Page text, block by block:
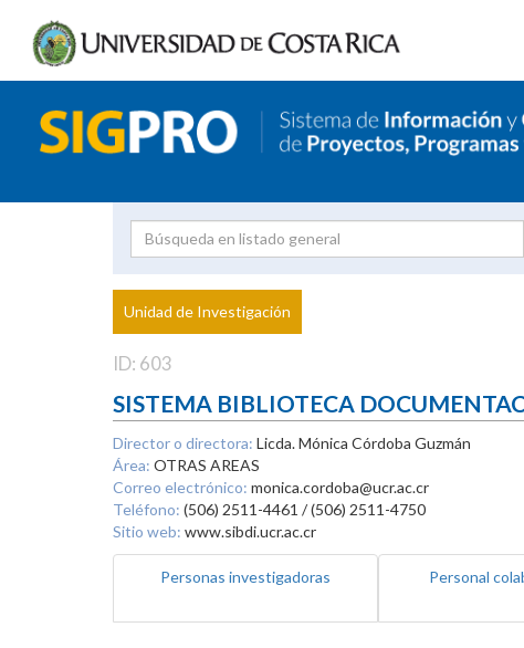
Proyecto
Investigador
Unidad de Investigación
ID: 603
SISTEMA BIBLIOTECA
Director o directora: Licda. Mónica Córdoba Guzmán
Área: OTRAS AREAS
Correo electrónico: monica.cordoba@ucr.ac.cr
Teléfono: (506) 2511-4461 / (506) 2511-4750
Sitio web: www.sibdi.ucr.ac.cr
Personas investigadoras Personal